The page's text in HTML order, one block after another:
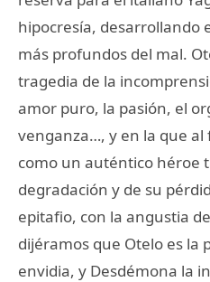
hipocresía, desarrollando
más profundos del mal.
tragedia de la
amor puro, la pasión, el
venganza…, y en la que
como un auténtico héroe
degradación y de su
epitafio, con la angustia
dijéramos que Otelo es la
envidia, y Desdémona la